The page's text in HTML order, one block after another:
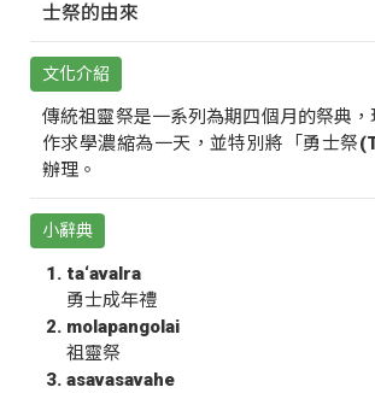
士祭的由來
文化介紹
傳統祖靈祭是一系列為期四個月的祭典
作求學濃縮為一天，並特別將「勇士祭
辦理。
小辭典
ta‘avalra
勇士成年禮
molapangolai
祖靈祭
asavasavahe